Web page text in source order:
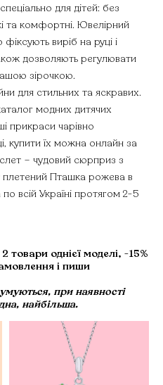
для дітей: без
та комфортні. Ювелірний
виріб на руці і
дозволяють регулювати
зірочкою.
для стильних та яскравих.
модних дитячих
прикраси чарівно
купити їх можна онлайн за
– чудовий сюрприз з
плетений Пташка рожева в
всій Україні протягом 2-5
однієї моделі, -15%
і пиши
при наявності
найбільша.